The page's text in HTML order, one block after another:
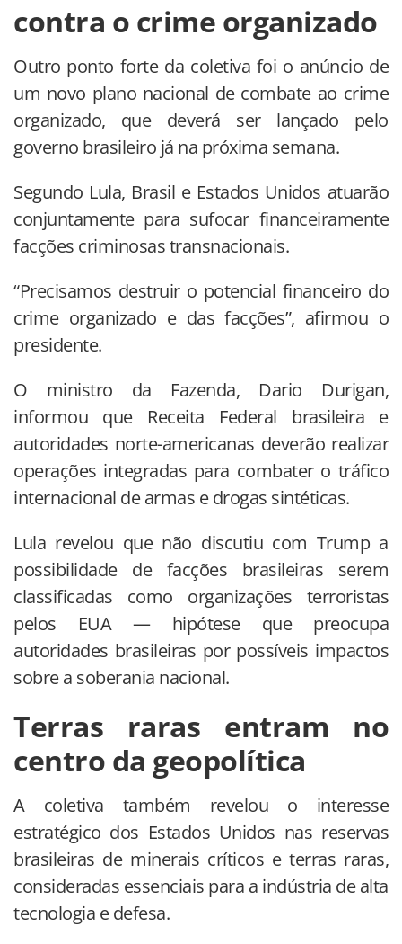
contra o crime organizado
Outro ponto forte da coletiva foi o anúncio de
um novo plano nacional de combate ao crime
organizado, que deverá ser lançado pelo
governo brasileiro já na próxima semana.
Segundo Lula, Brasil e Estados Unidos atuarão
conjuntamente para sufocar financeiramente
facções criminosas transnacionais.
“Precisamos destruir o potencial financeiro do
crime organizado e das facções”, afirmou o
presidente.
O ministro da Fazenda, Dario Durigan,
informou que Receita Federal brasileira e
autoridades norte-americanas deverão realizar
operações integradas para combater o tráfico
internacional de armas e drogas sintéticas.
Lula revelou que não discutiu com Trump a
possibilidade de facções brasileiras serem
classificadas como organizações terroristas
pelos EUA — hipótese que preocupa
autoridades brasileiras por possíveis impactos
sobre a soberania nacional.
Terras raras entram no
centro da geopolítica
A coletiva também revelou o interesse
estratégico dos Estados Unidos nas reservas
brasileiras de minerais críticos e terras raras,
consideradas essenciais para a indústria de alta
tecnologia e defesa.